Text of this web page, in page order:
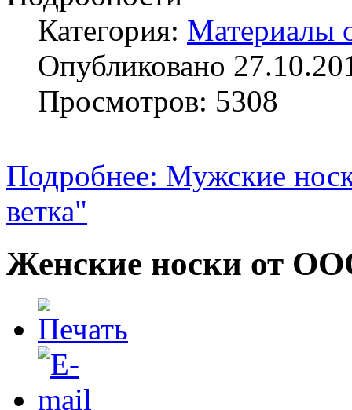
Категория: Материалы
Опубликовано
Просмотров: 5308
Подробнее: Мужские
ветка"
Женские носки от